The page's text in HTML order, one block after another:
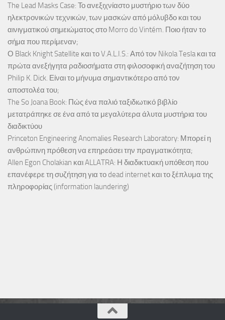
The Lead Masks Case: Το ανεξιχνίαστο μυστήριο των δύο
ηλεκτρονικών τεχνικών, των μασκών από μόλυβδο και του
αινιγματικού σημειώματος στο Morro do Vintém. Ποιο ήταν το
σήμα που περίμεναν;
Ο Black Knight Satellite και το V.A.L.I.S.: Από τον Nikola Tesla και τα
πρώτα ανεξήγητα ραδιοσήματα στη φιλοσοφική αναζήτηση του
Philip K. Dick. Είναι το μήνυμα σημαντικότερο από τον
αποστολέα του;
The So Joana Book: Πώς ένα παλιό ταξιδιωτικό βιβλίο
μετατράπηκε σε ένα από τα μεγαλύτερα άλυτα μυστήρια του
διαδικτύου
Princeton Engineering Anomalies Research Laboratory: Μπορεί η
ανθρώπινη πρόθεση να επηρεάσει την πραγματικότητα;
Allen Egon Cholakian και ALLATRA: Η διαδικτυακή υπόθεση που
επανέφερε τη συζήτηση για το dead internet και το ξέπλυμα της
πληροφορίας (information laundering)